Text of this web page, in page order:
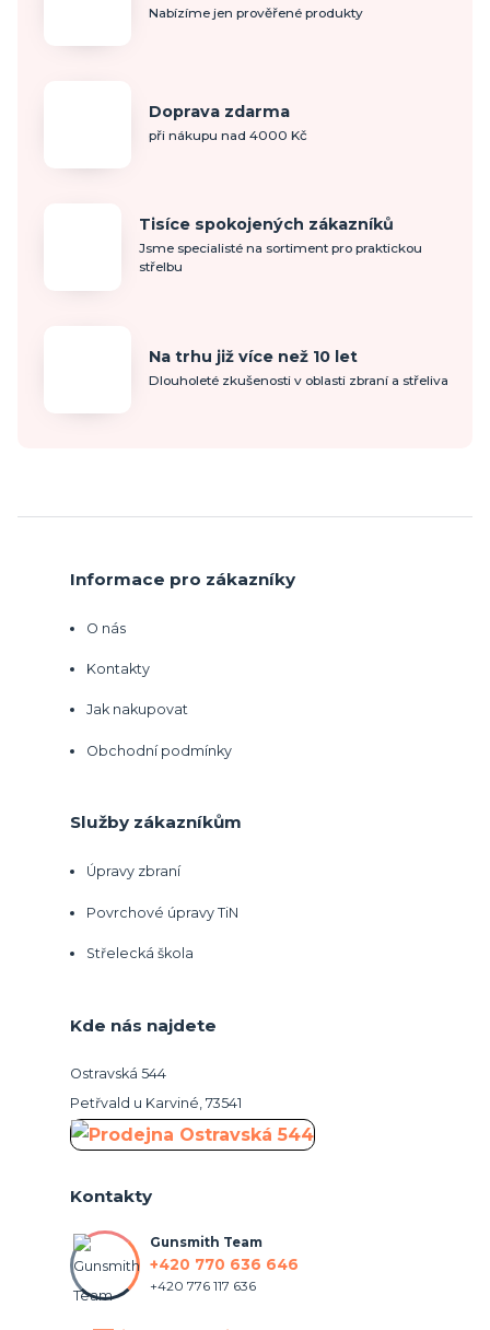
Nabízíme jen prověřené produkty
Doprava zdarma
při nákupu nad 4000 Kč
Tisíce spokojených zákazníků
Jsme specialisté na sortiment pro praktickou
střelbu
Na trhu již více než 10 let
Dlouholeté zkušenosti v oblasti zbraní a střeliva
Informace pro zákazníky
O nás
Kontakty
Jak nakupovat
Obchodní podmínky
Služby zákazníkům
Úpravy zbraní
Povrchové úpravy TiN
Střelecká škola
Kde nás najdete
Ostravská 544
Petřvald u Karviné, 73541
Kontakty
Gunsmith Team
+420 770 636 646
+420 776 117 636